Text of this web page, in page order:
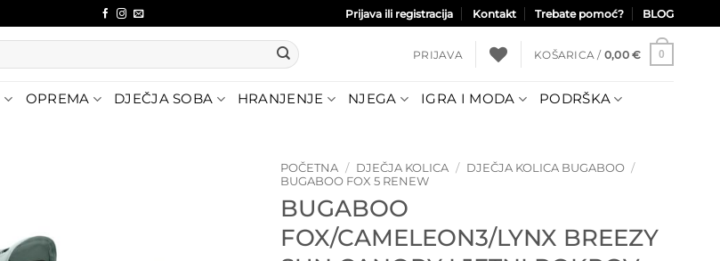
Prijava ili registracija Kontakt Trebate pomoć? BLOG
PRIJAVA KOŠARICA / 0,00 € 0
OPREMA DJEČJA SOBA HRANJENJE NJEGA IGRA I MODA PODRŠKA
POČETNA / DJEČJA KOLICA / DJEČJA KOLICA BUGABOO /
BUGABOO FOX 5 RENEW
BUGABOO
FOX/CAMELEON3/LYNX BREEZY